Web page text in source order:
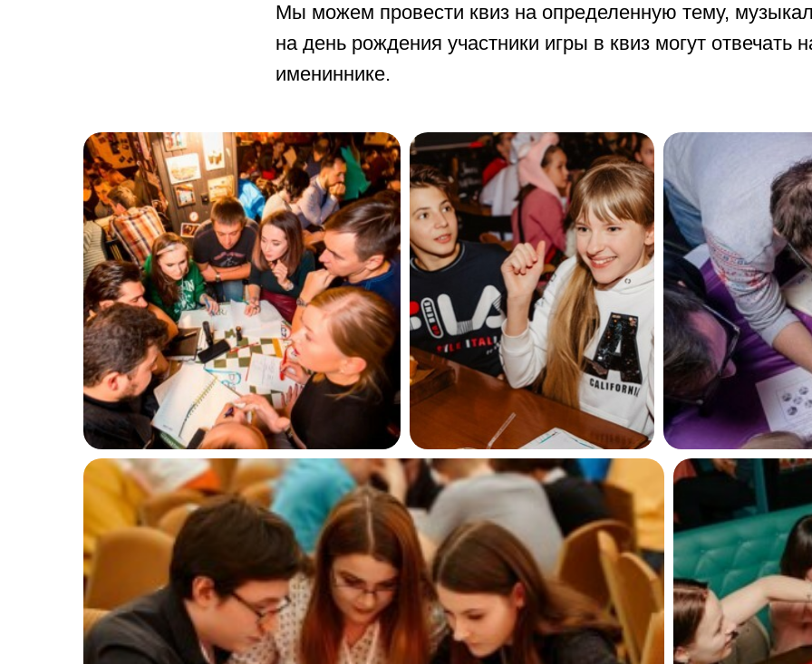
Мы можем провести квиз на определенную тему,
на день рождения участники игры в квиз могут отвечать
имениннике.